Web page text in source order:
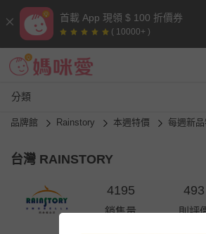
首載 App 現領 $ 100 折價券
( 10000+ )
分類
品牌館 Rainstory 本週特價 每週新品
台灣 RAINSTORY
4195
銷售量
493
則評